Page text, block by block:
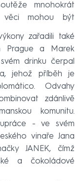
mnohokrát
věci mohou být
zařadili také
Prague a Marek
drinku čerpal
jehož příběh je
Odvahy
zdánlivě
komunitu.
- ve svém
vinaře Jana
JANEK, čímž
a čokoládové